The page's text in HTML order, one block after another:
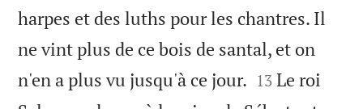
harpes et des luths pour les chantres. Il
ne vint plus de ce bois de santal, et on
n'en a plus vu jusqu'à ce jour. 

13 Le roi